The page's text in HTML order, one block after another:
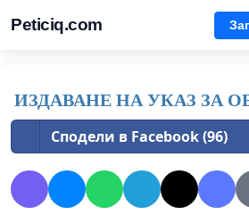
Peticiq.com
ИЗДАВАНЕ НА УКАЗ ЗА
Сподели в Facebook (96)